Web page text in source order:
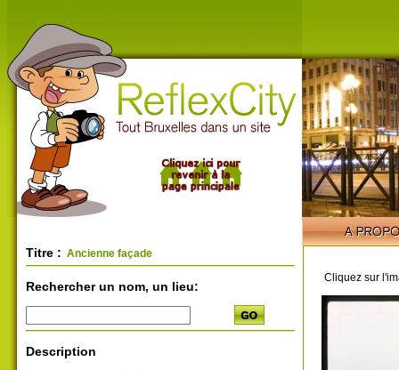
Titre : Ancienne façade
Rechercher un nom, un lieu:
Description
Cliquez sur